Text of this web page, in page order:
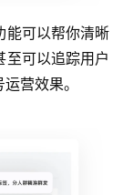
能可以帮你清晰
至可以追踪用户
营效果。